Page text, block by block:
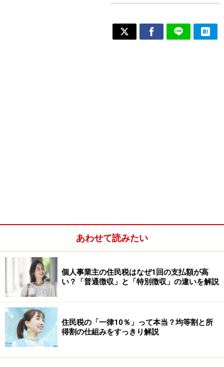
あわせて読みたい
個人事業主の住民税はなぜ1回の支払額が高
い？「普通徴収」と「特別徴収」の違いを解説
住民税の「一律10％」って本当？均等割と所
得割の仕組みをすっきり解説